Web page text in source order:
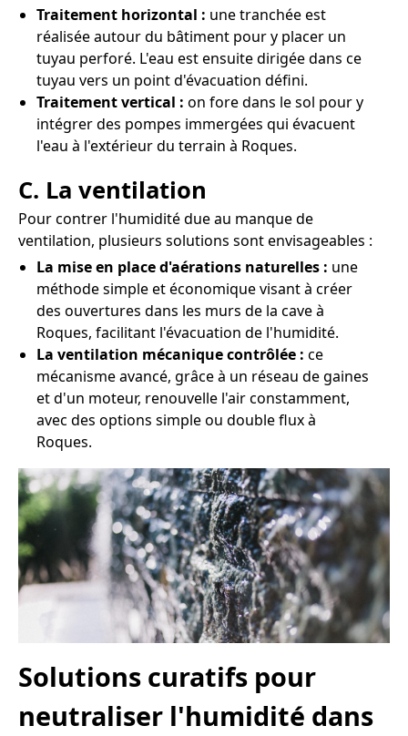
Traitement horizontal : une tranchée est
réalisée autour du bâtiment pour y placer un
tuyau perforé. L'eau est ensuite dirigée dans ce
tuyau vers un point d'évacuation défini.
Traitement vertical : on fore dans le sol pour y
intégrer des pompes immergées qui évacuent
l'eau à l'extérieur du terrain à Roques.
C. La ventilation
Pour contrer l'humidité due au manque de
ventilation, plusieurs solutions sont envisageables :
La mise en place d'aérations naturelles : une
méthode simple et économique visant à créer
des ouvertures dans les murs de la cave à
Roques, facilitant l'évacuation de l'humidité.
La ventilation mécanique contrôlée : ce
mécanisme avancé, grâce à un réseau de gaines
et d'un moteur, renouvelle l'air constamment,
avec des options simple ou double flux à
Roques.
Solutions curatifs pour
neutraliser l'humidité dans